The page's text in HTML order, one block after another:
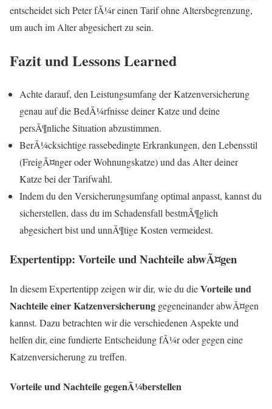
entscheidet sich Peter fÃ¼r einen Tarif ohne Altersbegrenzung,
um auch im Alter abgesichert zu sein.
Fazit und Lessons Learned
Achte darauf, den Leistungsumfang der Katzenversicherung
genau auf die BedÃ¼rfnisse deiner Katze und deine
persÃ¶nliche Situation abzustimmen.
BerÃ¼cksichtige rassebedingte Erkrankungen, den Lebensstil
(FreigÃ¤nger oder Wohnungskatze) und das Alter deiner
Katze bei der Tarifwahl.
Indem du den Versicherungsumfang optimal anpasst, kannst du
sicherstellen, dass du im Schadensfall bestmÃ¶glich
abgesichert bist und unnÃ¶tige Kosten vermeidest.
Expertentipp: Vorteile und Nachteile abwÃ¤gen
In diesem Expertentipp zeigen wir dir, wie du dieVorteile und
Nachteile einer Katzenversicherung gegeneinander abwÃ¤gen
kannst. Dazu betrachten wir die verschiedenen Aspekte und
helfen dir, eine fundierte Entscheidung fÃ¼r oder gegen eine
Katzenversicherung zu treffen.
Vorteile und Nachteile gegenÃ¼berstellen